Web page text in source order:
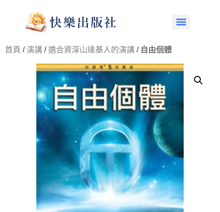
首頁 / 演講 /適合資深山達基人的演講 / 自由個體